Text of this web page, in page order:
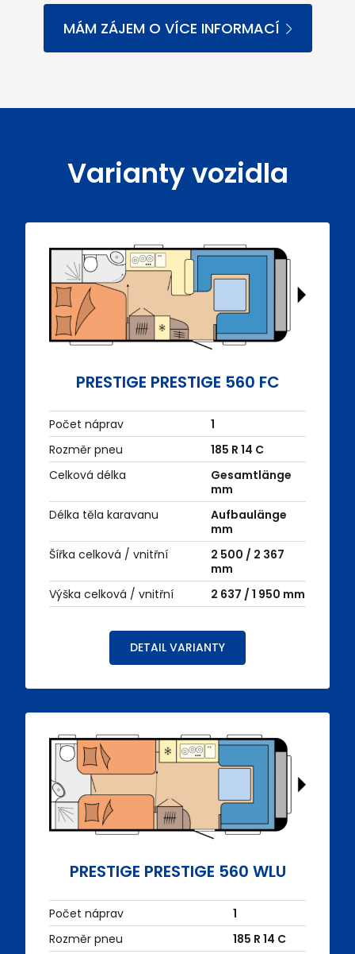
MÁM ZÁJEM O VÍCE INFORMACÍ
Varianty vozidla
PRESTIGE PRESTIGE 560 FC
Počet náprav
1
Rozměr pneu
185 R 14 C
Celková délka
Gesamtlänge
mm
Délka těla karavanu
Aufbaulänge
mm
Šířka celková / vnitřní
2 500 / 2 367
mm
Výška celková / vnitřní
2 637 / 1 950 mm
DETAIL VARIANTY
PRESTIGE PRESTIGE 560 WLU
Počet náprav
1
Rozměr pneu
185 R 14 C